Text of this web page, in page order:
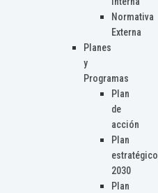
Normativa
Externa
Planes
y
Programas
Plan
de
acción
Plan
estratégico
2030
Plan